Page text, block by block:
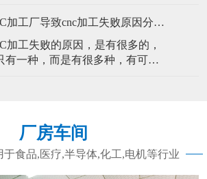
材料
下来，铝合金加工厂小编带大家
精/密雕刻机在铝合金表面切削一
使这些切削面呈现亮区。这种处
东莞CNC加工厂导致cnc加工失败原因分析？
加工失败的原因，是有很多的，
有一种，而是有很多种，有可能
致失效的主要原因。Z常见的是东
的设计人员仅根据材料的
厂房车间
于食品,医疗,半导体,化工,电机等行业